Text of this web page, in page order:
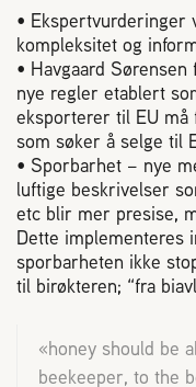
•
kompleksitet og
• Havgaard
nye regler etablert
eksporterer til EU må
som søker å selge til
• Sporbarhet – nye
luftige beskrivelser
etc blir mer presise,
Dette
sporbarheten ikke
til birøkteren; “fra
«honey should be
beekeeper, to the